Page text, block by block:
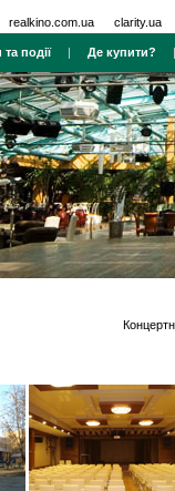
realkino.com.ua clarity.ua
події| Де купити?